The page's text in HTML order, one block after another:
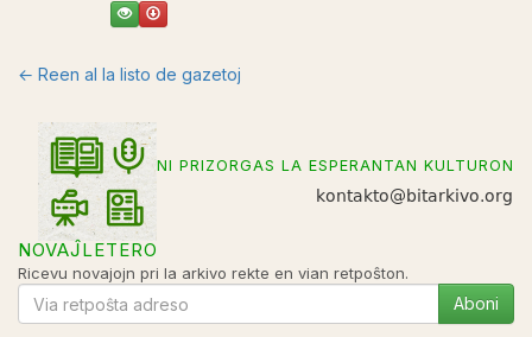
← Reen al la listo de gazetoj
NOVAĴLETERO
Ricevu novajojn pri la arkivo rekte en vian retpoŝton.
Aboni
NI PRIZORGAS LA ESPERANTAN KULTURON